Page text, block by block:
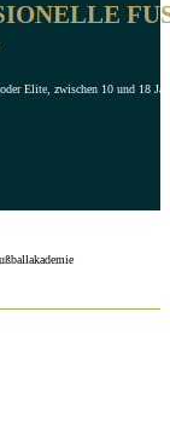
Elite, zwischen 10 und 18